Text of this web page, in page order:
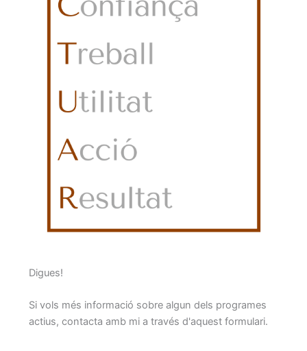
Digues!
Si vols més informació sobre algun dels programes
actius, contacta amb mi a través d'aquest formulari.
N
o
C
o